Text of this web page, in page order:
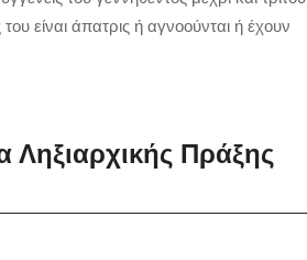
είναι άπατρις ή αγνοούνται ή έχουν
Πράξης